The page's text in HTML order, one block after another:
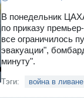
В понедельник
по приказу
все ограничилось
эвакуации",
минуту".
Тэги: война в ливане